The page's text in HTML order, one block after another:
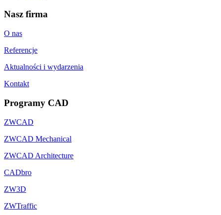
Nasz firma
O nas
Referencje
Aktualności i wydarzenia
Kontakt
Programy CAD
ZWCAD
ZWCAD Mechanical
ZWCAD Architecture
CADbro
ZW3D
ZWTraffic